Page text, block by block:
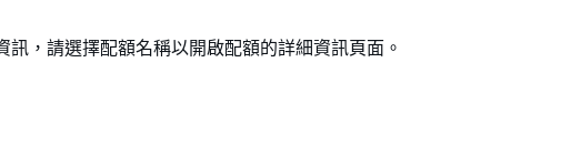
訊，請選擇配額名稱以開啟配額的詳細資訊頁面。